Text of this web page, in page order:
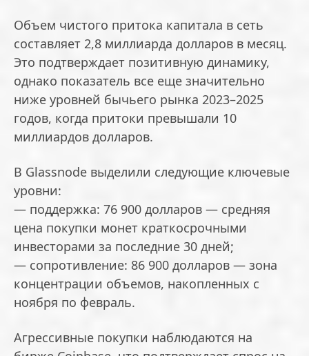
Объем чистого притока капитала в сеть
составляет 2,8 миллиарда долларов в месяц.
Это подтверждает позитивную динамику,
однако показатель все еще значительно
ниже уровней бычьего рынка 2023–2025
годов, когда притоки превышали 10
миллиардов долларов.
В Glassnode выделили следующие ключевые
уровни:
— поддержка: 76 900 долларов — средняя
цена покупки монет краткосрочными
инвесторами за последние 30 дней;
— сопротивление: 86 900 долларов — зона
концентрации объемов, накопленных с
ноября по февраль.
Агрессивные покупки наблюдаются на